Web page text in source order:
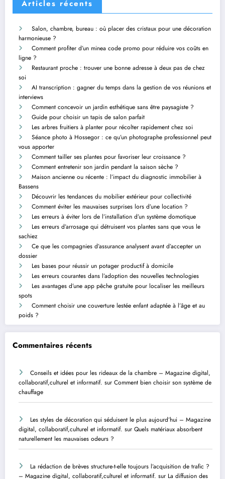
Articles récents
Salon, chambre, bureau : où placer des cristaux pour une décoration
harmonieuse ?
Comment profiter d’un minea code promo pour réduire vos coûts en
ligne ?
Restaurant proche : trouver une bonne adresse à deux pas de chez
soi
AI transcription : gagner du temps dans la gestion de vos réunions et
interviews
Comment concevoir un jardin esthétique sans être paysagiste ?
Guide pour choisir un tapis de salon parfait
Les arbres fruitiers à planter pour récolter rapidement chez soi
Séance photo à Hossegor : ce qu’un photographe professionnel peut
vous apporter
Comment tailler ses plantes pour favoriser leur croissance ?
Comment entretenir son jardin pendant la saison sèche ?
Maison ancienne ou récente : l’impact du diagnostic immobilier à
Bassens
Découvrir les tendances du mobilier extérieur pour collectivité
Comment éviter les mauvaises surprises lors d’une location ?
Les erreurs à éviter lors de l’installation d’un système domotique
Les erreurs d’arrosage qui détruisent vos plantes sans que vous le
sachiez
Ce que les compagnies d’assurance analysent avant d’accepter un
dossier
Les bases pour réussir un potager productif à domicile
Les erreurs courantes dans l’adoption des nouvelles technologies
Les avantages d’une app pêche gratuite pour localiser les meilleurs
spots
Comment choisir une couverture lestée enfant adaptée à l’âge et au
poids ?
Commentaires récents
Conseils et idées pour les rideaux de la chambre – Magazine digital,
collaboratif,culturel et informatif. sur Comment bien choisir son système de
chauffage
Les styles de décoration qui séduisent le plus aujourd’hui – Magazine
digital, collaboratif,culturel et informatif. sur Quels matériaux absorbent
naturellement les mauvaises odeurs ?
La rédaction de brèves structure-t-elle toujours l’acquisition de trafic ?
– Magazine digital, collaboratif,culturel et informatif. sur La diffusion des